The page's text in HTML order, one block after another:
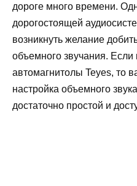
дороге много времени.
дорогостоящей
возникнуть желание
объемного звучания.
автомагнитолы Teyes, то
настройка объемного
достаточно простой и